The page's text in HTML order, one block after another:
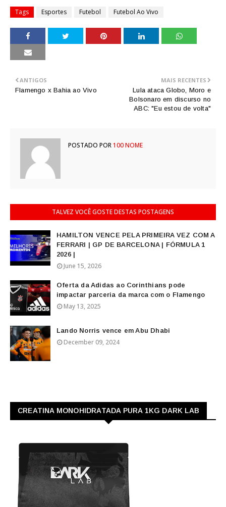
Tags Esportes Futebol Futebol Ao Vivo
MAIS RECENTES
Lula ataca Globo, Moro e
Bolsonaro em discurso no
ABC: "Eu estou de volta"
ANTIGOS
Flamengo x Bahia ao Vivo
POSTADO POR100 NOME
TALVEZ VOCÊ GOSTE DESTAS POSTAGENS
HAMILTON VENCE PELA PRIMEIRA VEZ COM A
FERRARI | GP DE BARCELONA | FÓRMULA 1
2026 |
June 15, 2026
Oferta da Adidas ao Corinthians pode
impactar parceria da marca com o Flamengo
May 13, 2025
Lando Norris vence em Abu Dhabi
December 09, 2024
CREATINA MONOHIDRATADA PURA 1KG DARK LAB